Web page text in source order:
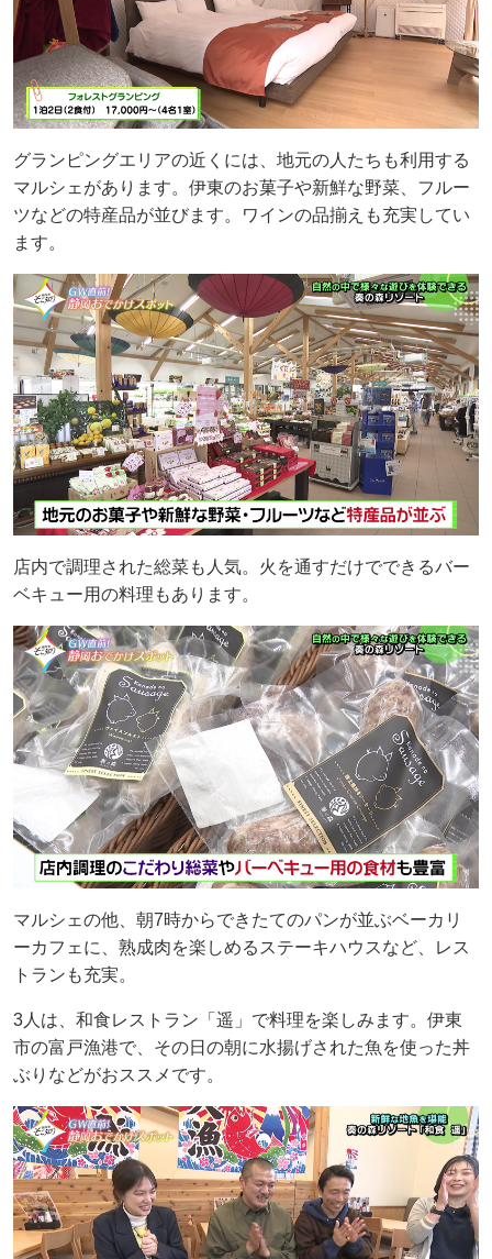
グランピングエリアの近くには、地元の人たちも利用する
マルシェがあります。伊東のお菓子や新鮮な野菜、フルー
ツなどの特産品が並びます。ワインの品揃えも充実してい
ます。
店内で調理された総菜も人気。火を通すだけでできるバー
ベキュー用の料理もあります。
マルシェの他、朝7時からできたてのパンが並ぶベーカリ
ーカフェに、熟成肉を楽しめるステーキハウスなど、レス
トランも充実。
3人は、和食レストラン「遥」で料理を楽しみます。伊東
市の富戸漁港で、その日の朝に水揚げされた魚を使った丼
ぶりなどがおススメです。